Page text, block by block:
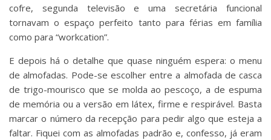
cofre, segunda televisão e uma secretária funcional
tornavam o espaço perfeito tanto para férias em família
como para “workcation”.
E depois há o detalhe que quase ninguém espera: o menu
de almofadas. Pode-se escolher entre a almofada de casca
de trigo-mourisco que se molda ao pescoço, a de espuma
de memória ou a versão em látex, firme e respirável. Basta
marcar o número da recepção para pedir algo que esteja a
faltar. Fiquei com as almofadas padrão e, confesso, já eram